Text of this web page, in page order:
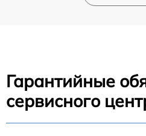
Гарантийные
сервисного